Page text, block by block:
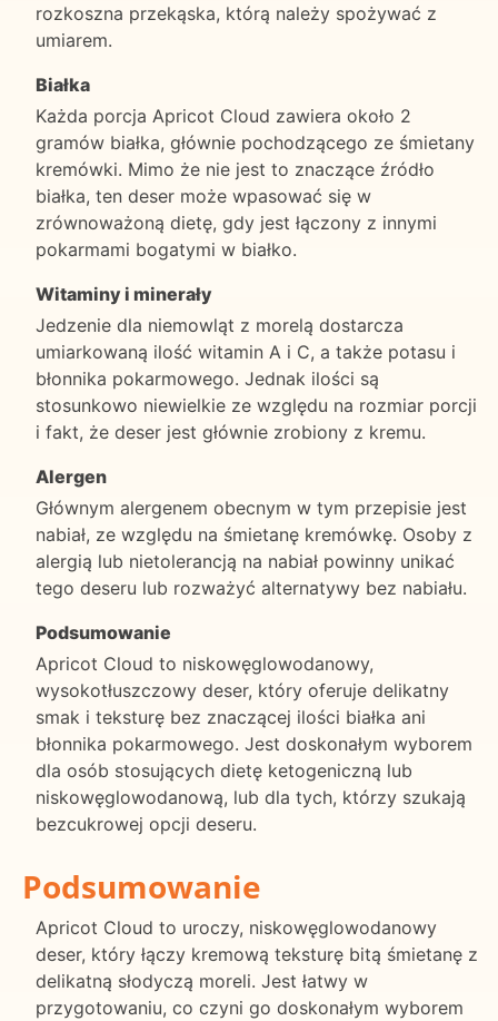
rozkoszna przekąska, którą należy spożywać z
umiarem.
Białka
Każda porcja Apricot Cloud zawiera około 2
gramów białka, głównie pochodzącego ze śmietany
kremówki. Mimo że nie jest to znaczące źródło
białka, ten deser może wpasować się w
zrównoważoną dietę, gdy jest łączony z innymi
pokarmami bogatymi w białko.
Witaminy i minerały
Jedzenie dla niemowląt z morelą dostarcza
umiarkowaną ilość witamin A i C, a także potasu i
błonnika pokarmowego. Jednak ilości są
stosunkowo niewielkie ze względu na rozmiar porcji
i fakt, że deser jest głównie zrobiony z kremu.
Alergen
Głównym alergenem obecnym w tym przepisie jest
nabiał, ze względu na śmietanę kremówkę. Osoby z
alergią lub nietolerancją na nabiał powinny unikać
tego deseru lub rozważyć alternatywy bez nabiału.
Podsumowanie
Apricot Cloud to niskowęglowodanowy,
wysokotłuszczowy deser, który oferuje delikatny
smak i teksturę bez znaczącej ilości białka ani
błonnika pokarmowego. Jest doskonałym wyborem
dla osób stosujących dietę ketogeniczną lub
niskowęglowodanową, lub dla tych, którzy szukają
bezcukrowej opcji deseru.
Podsumowanie
Apricot Cloud to uroczy, niskowęglowodanowy
deser, który łączy kremową teksturę bitą śmietanę z
delikatną słodyczą moreli. Jest łatwy w
przygotowaniu, co czyni go doskonałym wyborem